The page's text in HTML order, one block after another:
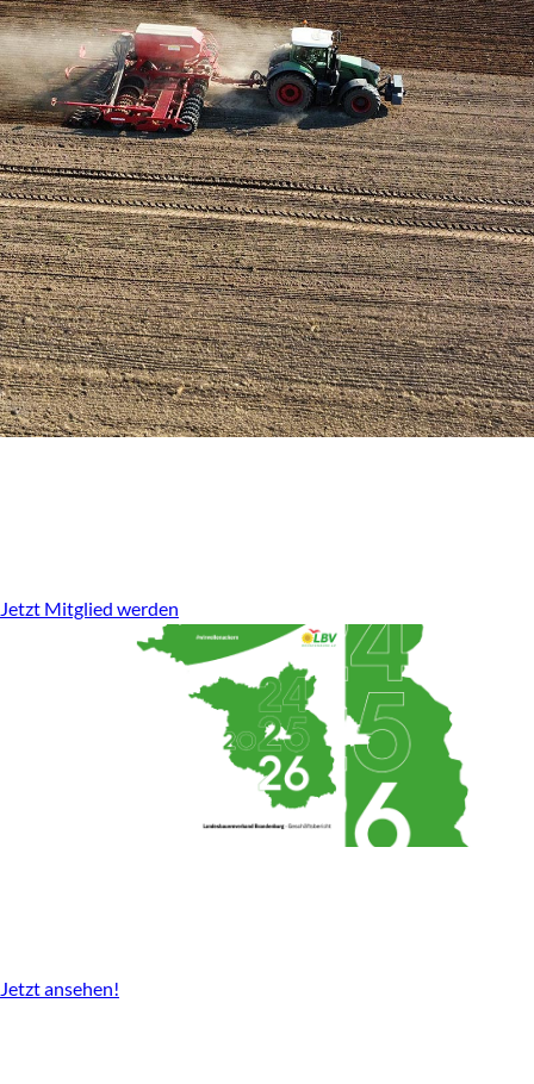
Jetzt Mitglied werden
Jetzt ansehen!